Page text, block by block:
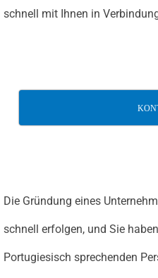
schnell mit Ihnen in
Die Gründung eines
schnell erfolgen, und Sie
Portugiesisch sprechenden